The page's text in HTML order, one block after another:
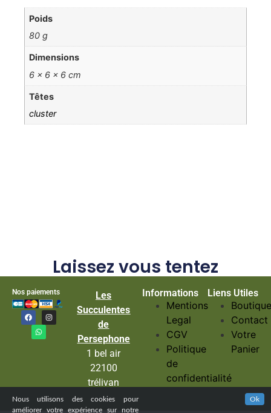
Poids
80 g
Dimensions
6 × 6 × 6 cm
Têtes
cluster
Laissez vous tentez
Nos paiements
Les
Succulentes
de
Persephone
1 bel air
22100
trélivan
Informations
Mentions
Legal
CGV
Politique
de
confidentialité
Liens Utiles
Contact
Votre
Panier
Nous utilisons des cookies pour
améliorer votre expérience sur notre
Ok